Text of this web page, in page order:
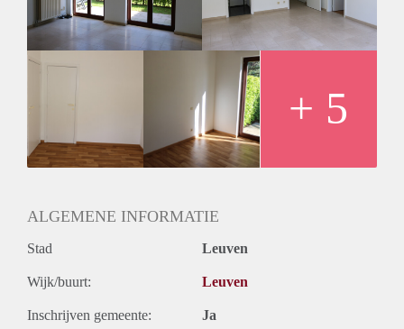
elektriciteit, water
Huur : 800 €
Provisie gemeenschappelijke kosten : 100 €/maand (o.a.
tuinonderhoud, ophaling huisvuil, schoonmaak, liften,
syndicus, concierge,…) Provisie privatief waterverbruik te
bespreken : (afrekening 1x per jaar na meteropname)+ 5
ALGEMENE INFORMATIE
Stad Leuven
Wijk/buurt: Leuven
Inschrijven gemeente: Ja